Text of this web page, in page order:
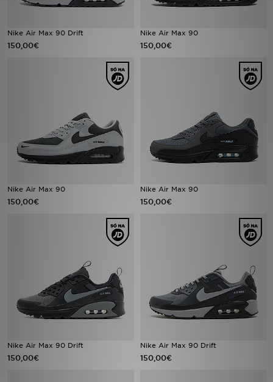
Nike Air Max 90 Drift
150,00€
Nike Air Max 90
150,00€
Nike Air Max 90
150,00€
Nike Air Max 90
150,00€
Nike Air Max 90 Drift
150,00€
Nike Air Max 90 Drift
150,00€